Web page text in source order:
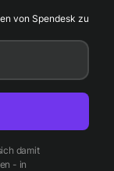
von Spendesk zu
damit
- in